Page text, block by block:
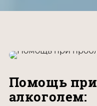
Помощь при
алкоголем: